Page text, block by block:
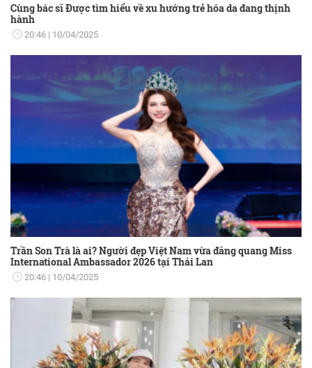
Cùng bác sĩ Được tìm hiểu về xu hướng trẻ hóa da đang thịnh
hành
20:46 10/04/2025
Trần Son Trà là ai? Người đẹp Việt Nam vừa đăng quang Miss
International Ambassador 2026 tại Thái Lan
20:46 10/04/2025